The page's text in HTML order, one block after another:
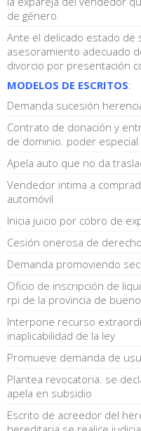
de género
Ante el delicado estado de
asesoramiento adecuado
divorcio por presentación
MODELOS DE ESCRITOS:
Demanda sucesión
Contrato de donación y
de dominio. poder
Apela auto que no da
Vendedor intima a
automóvil
Inicia juicio por cobro de
Cesión onerosa de
Demanda promoviendo
Oficio de inscripción de
rpi de la provincia de
Interpone recurso
inaplicabilidad de la ley
Promueve demanda de
Plantea revocatoria. se
apela en subsidio
Escrito de acreedor del